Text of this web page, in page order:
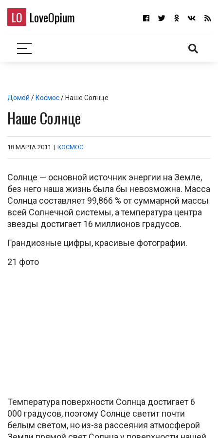
LO LoveOpium
Домой / Космос/ Наше Солнце
Наше Солнце
18 МАРТА 2011 | КОСМОС
Солнце — основной источник энергии на Земле,
без него наша жизнь была бы невозможна. Масса
Солнца составляет 99,866 % от суммарной массы
всей Солнечной системы, а температура центра
звезды достигает 16 миллионов градусов.
Грандиозные цифры, красивые фотографии.
21 фото
Температура поверхности Солнца достигает 6
000 градусов, поэтому Солнце светит почти
белым светом, но из-за рассеяния атмосферой